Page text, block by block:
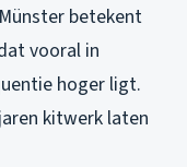
betekent
vooral in
hoger ligt.
kitwerk laten